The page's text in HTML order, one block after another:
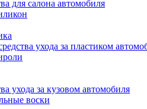
для салона автомобиля
ухода за пластиком
ухода за кузовом автомобиля
воски